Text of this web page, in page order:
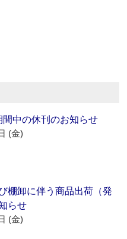
間中の休刊のお知らせ
(金)
棚卸に伴う商品出荷（発
らせ
(金)